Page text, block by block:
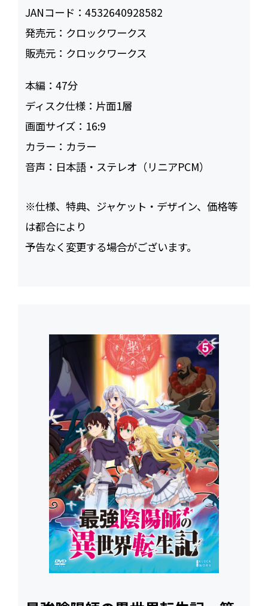
JANコード：4532640928582
発売元： クロックワークス
販売元： クロックワークス
本編：47
ディスク仕様： 片面1層
画面サイズ： 16:9
カラー： カラー
音声： 日本語・ステレオ（リニアPCM）
※仕様、特典、ジャケット・デザイン、価格等
は都合により
予告なく変更する場合がございます。